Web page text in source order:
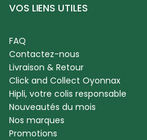
VOS LIENS UTILES
FAQ
Contactez-nous
Livraison & Retour
Click and Collect Oyonnax
Hipli, votre colis responsable
Nouveautés du mois
Nos marques
Promotions